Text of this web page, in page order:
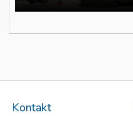
Kontakt